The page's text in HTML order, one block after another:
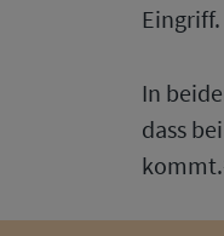
Eingriff.
In
dass
kommt.